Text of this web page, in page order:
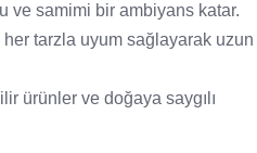
ve samimi bir ambiyans katar.
tarzla uyum sağlayarak uzun
ürünler ve doğaya saygılı